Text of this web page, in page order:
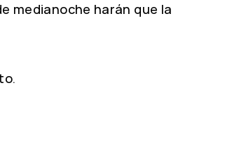
medianoche harán que la